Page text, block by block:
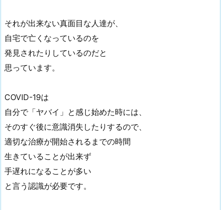
それが出来ない真面目な人達が、
自宅で亡くなっているのを
発見されたりしているのだと
思っています。
COVID-19は
自分で「ヤバイ」と感じ始めた時には、
そのすぐ後に意識消失したりするので、
適切な治療が開始されるまでの時間
生きていることが出来ず
手遅れになることが多い
と言う認識が必要です。